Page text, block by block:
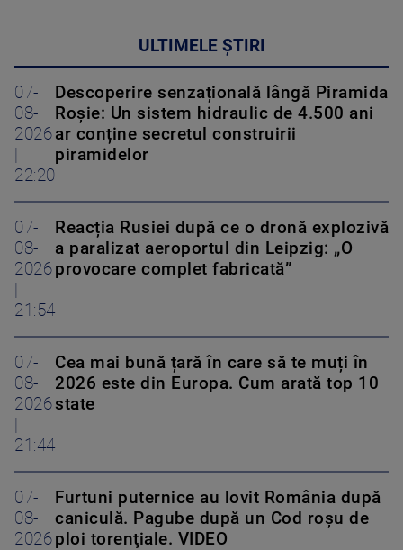
ULTIMELE ȘTIRI
07-
08-
2026
22:20
Descoperire senzațională lângă Piramida
Roșie: Un sistem hidraulic de 4.500 ani
ar conține secretul construirii
piramidelor
07-
08-
2026
21:54
Reacția Rusiei după ce o dronă explozivă
a paralizat aeroportul din Leipzig: „O
provocare complet fabricată”
07-
08-
2026
21:44
Cea mai bună țară în care să te muți în
2026 este din Europa. Cum arată top 10
state
07-
08-
2026
Furtuni puternice au lovit România după
caniculă. Pagube după un Cod roşu de
ploi torenţiale. VIDEO